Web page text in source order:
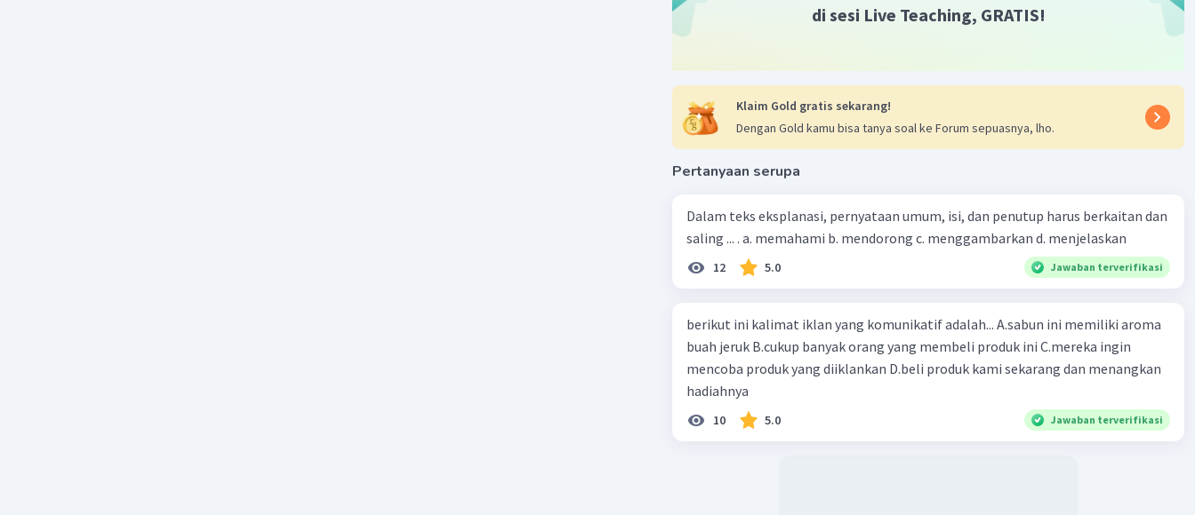
di sesi Live Teaching, GRATIS!
Klaim Gold gratis sekarang!
Dengan Gold kamu bisa tanya soal ke Forum sepuasnya, lho.
Pertanyaan serupa
Dalam teks eksplanasi, pernyataan umum, isi, dan penutup harus berkaitan dan
saling ... . a. memahami b. mendorong c. menggambarkan d. menjelaskan
12 5.0 Jawaban terverifikasi
berikut ini kalimat iklan yang komunikatif adalah... A.sabun ini memiliki aroma
buah jeruk B.cukup banyak orang yang membeli produk ini C.mereka ingin
mencoba produk yang diiklankan D.beli produk kami sekarang dan menangkan
hadiahnya
10 5.0 Jawaban terverifikasi